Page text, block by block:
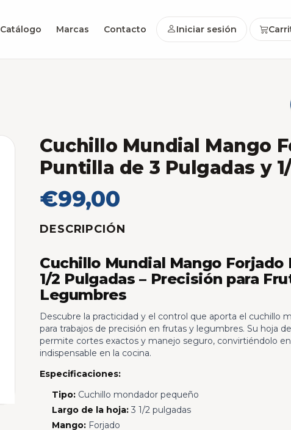
Catálogo Marcas Contacto Iniciar sesión
Cuchillo Mundial Mango
Puntilla de 3 Pulgadas y
€99,00
DESCRIPCIÓN
Cuchillo Mundial Mango Forjado
1/2 Pulgadas – Precisión para
Legumbres
Descubre la practicidad y el control que aporta el cuchillo
para trabajos de precisión en frutas y legumbres. Su hoja de
permite cortes exactos y manejo seguro, convirtiéndolo
indispensable en la cocina.
Especificaciones:
Tipo:Cuchillo mondador pequeño
Largo de la hoja:3 1/2 pulgadas
Mango:Forjado